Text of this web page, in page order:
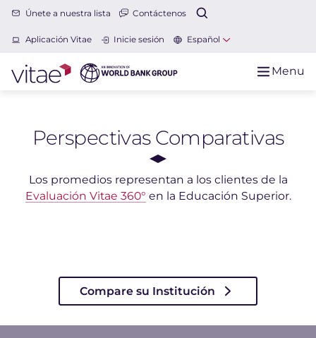
Únete a nuestra lista Contáctenos
Aplicación Vitae Inicie sesión Español
Menu
Perspectivas Comparativas
Los promedios representan a los clientes de la
Evaluación Vitae 360° en la Educación Superior.
Compare su Institución